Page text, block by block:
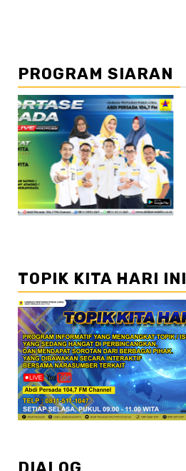
PROGRAM SIARAN
//2
TOPIK KITA HARI INI